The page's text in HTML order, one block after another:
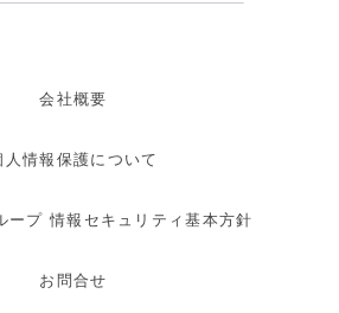
会社概要
人情報保護について
ープ 情報セキュリティ基本方針
お問合せ